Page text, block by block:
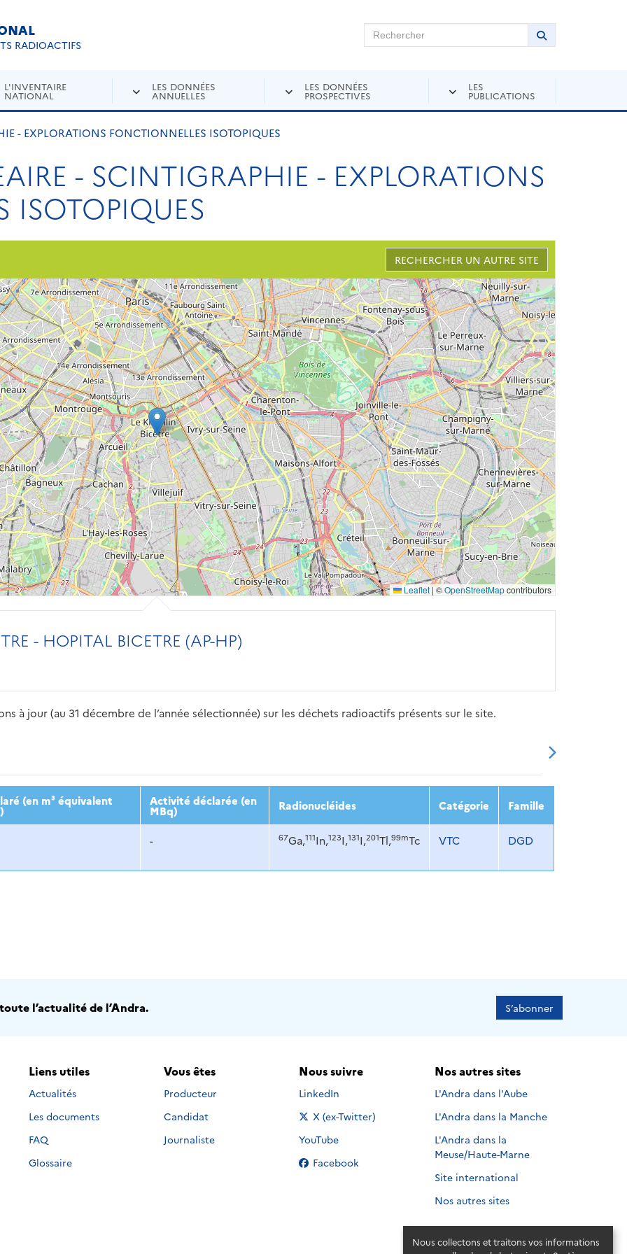
Nous collectons et traitons vos informations
RADIOACTIFS
Rechercher sur Andra Inventaire Rechercher
Lancer la
L'INVENTAIRE
NATIONAL
LES DONNÉES
ANNUELLES
LES DONNÉES
PROSPECTIVES
LES
PUBLICATIONS
- EXPLORATIONS FONCTIONNELLES ISOTOPIQUES
- SCINTIGRAPHIE - EXPLORATIONS
ISOTOPIQUES
RECHERCHER UN AUTRE SITE
Leaflet |©OpenStreetMapcontributors
- HOPITAL BICETRE (AP-HP)
à jour (au 31 décembre de l’année sélectionnée) sur les déchets radioactifs présents sur le site.
2017 2018 2019 2020 2021 2022 2023
(en m³ équivalent Activité déclarée (en
MBq) Radionucléides Catégorie Famille
- 67Ga,111In,123I,131I,201Tl,99mTc VTC DGD
l’actualité de l’Andra. S’abonner
Liens utiles
Actualités
Les documents
FAQ
Glossaire
Vous êtes
Producteur
Candidat
Journaliste
Nous suivre
Nous suivre sur
LinkedIn
Nous suivre sur
X (ex-Twitter)
Nous suivre sur
YouTube
Nous suivre sur
Facebook
Nos autres sites
L'Andra dans l'Aube
L'Andra dans la Manche
L'Andra dans la
Meuse/Haute-Marne
Site international
Nos autres sites